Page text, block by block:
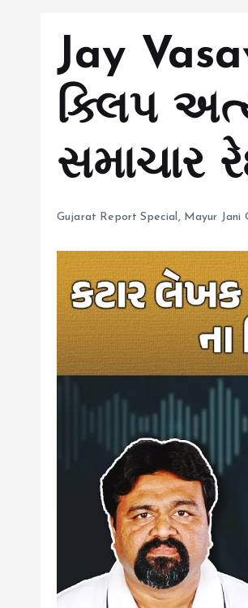
Jay
ક્લિપ
સમાચાર
Gujarat Report Special, Mayur Jani